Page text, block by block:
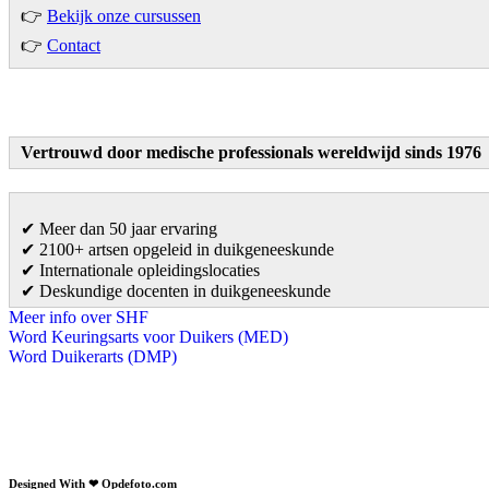
👉 Bekijk onze cursussen
👉 Contact
Vertrouwd door medische professionals wereldwijd sinds 1976
✔ Meer dan 50 jaar ervaring
✔ 2100+ artsen opgeleid in duikgeneeskunde
✔ Internationale opleidingslocaties
✔ Deskundige docenten in duikgeneeskunde
Meer info over SHF
Word Keuringsarts voor Duikers (MED)
Word Duikerarts (DMP)
Designed With ❤ Opdefoto.com